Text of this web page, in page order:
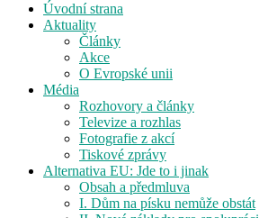
Úvodní strana
Aktuality
Články
Akce
O Evropské unii
Média
Rozhovory a články
Televize a rozhlas
Fotografie z akcí
Tiskové zprávy
Alternativa EU: Jde to i jinak
Obsah a předmluva
I. Dům na písku nemůže obstát